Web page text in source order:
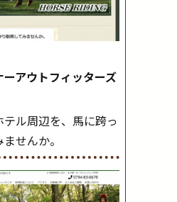
アウトフィッターズ
ル周辺を、馬に跨っ
せんか。